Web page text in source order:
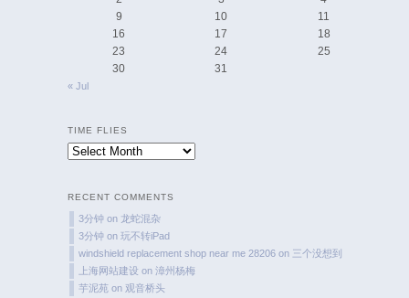
9
10
11
16
17
18
23
24
25
30
31
« Jul
TIME FLIES
Time
RECENT COMMENTS
3分钟 on 龙蛇混杂
3分钟 on玩不转iPad
windshield replacement shop near me 28206 on 三个没想到
上海网站建设 on漳州杨梅
芋泥苑 on 观音桥头